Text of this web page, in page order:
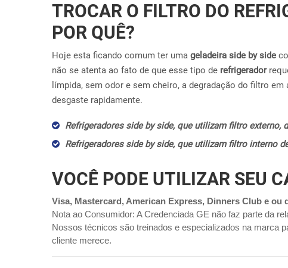
TROCAR O FILTRO DO
POR QUÊ?
Hoje esta ficando comum ter uma geladeira side by side
não se atenta ao fato de que esse tipo de refrigerador
límpida, sem odor e sem cheiro, a degradação do filtro
desgaste rapidamente.
Refrigeradores side by side, que utilizam filtro externo,
Refrigeradores side by side, que utilizam filtro interno
VOCÊ PODE UTILIZAR SEU
Visa, Mastercard, American Express, Dinners Club e
Nota ao Consumidor: A Credenciada GE não faz parte da
Nossos técnicos são treinados e especializados na marca
cliente merece.